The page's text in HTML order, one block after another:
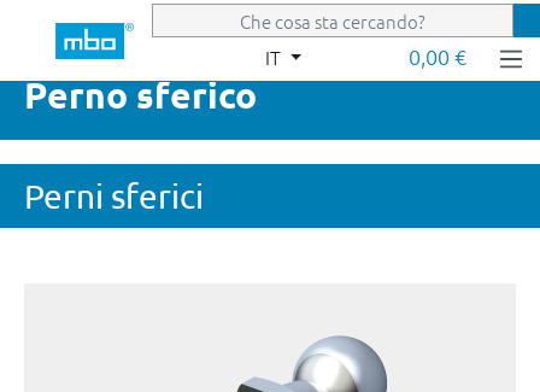
Passa al contenuto principale
IT 0,00 €
Perno sferico
Perni sferici